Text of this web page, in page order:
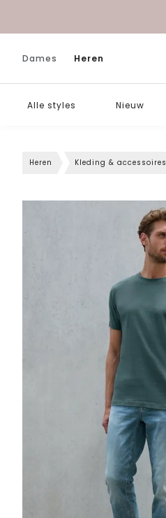
Dames Heren
Alle styles Nieuw
Heren Kleding & accessoires